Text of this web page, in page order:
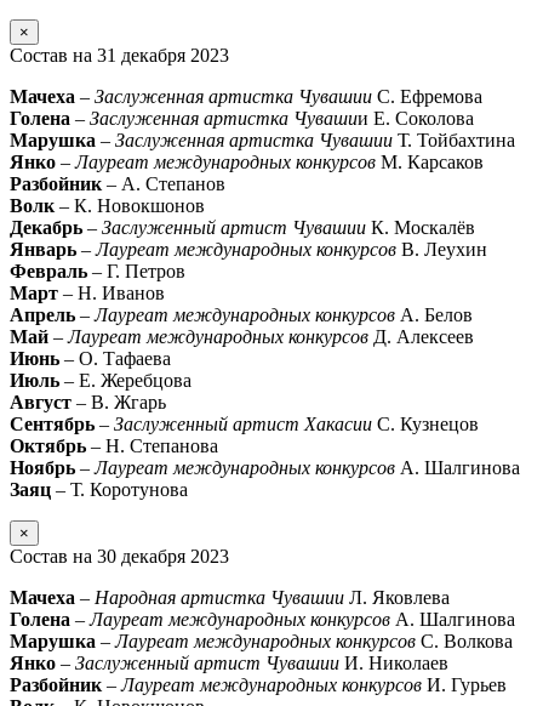
×
Состав на 31 декабря 2023
Мачеха – Заслуженная артистка Чувашии С. Ефремова
Голена – Заслуженная артистка Чувашии Е. Соколова
Марушка – Заслуженная артистка Чувашии Т. Тойбахтина
Янко –Лауреат международных конкурсов М. Карсаков
Разбойник – А. Степанов
Волк – К. Новокшонов
Декабрь – Заслуженный артист Чувашии К. Москалёв
Январь –Лауреат международных конкурсов В. Леухин
Февраль – Г. Петров
Март – Н. Иванов
Апрель –Лауреат международных конкурсов А. Белов
Май –Лауреат международных конкурсов Д. Алексеев
Июнь – О. Тафаева
Июль – Е. Жеребцова
Август – В. Жгарь
Сентябрь – Заслуженный артист Хакасии С. Кузнецов
Октябрь – Н. Степанова
Ноябрь –Лауреат международных конкурсов А. Шалгинова
Заяц – Т. Коротунова
×
Состав на 30 декабря 2023
Мачеха – Народная артистка Чувашии Л. Яковлева
Голена –Лауреат международных конкурсов А. Шалгинова
Марушка –Лауреат международных конкурсов С. Волкова
Янко – Заслуженный артист Чувашии И. Николаев
Разбойник –Лауреат международных конкурсов И. Гурьев